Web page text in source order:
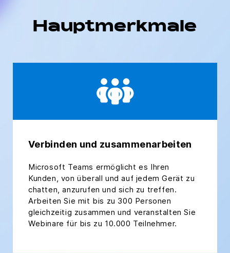
Hauptmerkmale
Verbinden und zusammenarbeiten
Microsoft Teams ermöglicht es Ihren
Kunden, von überall und auf jedem Gerät zu
chatten, anzurufen und sich zu treffen.
Arbeiten Sie mit bis zu 300 Personen
gleichzeitig zusammen und veranstalten Sie
Webinare für bis zu 10.000 Teilnehmer.